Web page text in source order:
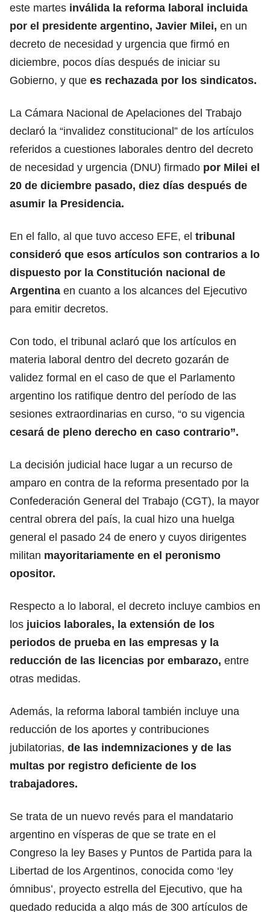
este martes inválida la reforma laboral incluida
por el presidente argentino, Javier Milei, en un
decreto de necesidad y urgencia que firmó en
diciembre, pocos días después de iniciar su
Gobierno, y que es rechazada por los sindicatos.
La Cámara Nacional de Apelaciones del Trabajo
declaró la “invalidez constitucional” de los artículos
referidos a cuestiones laborales dentro del decreto
de necesidad y urgencia (DNU) firmado por Milei el
20 de diciembre pasado, diez días después de
asumir la Presidencia.
En el fallo, al que tuvo acceso EFE, el tribunal
consideró que esos artículos son contrarios a lo
dispuesto por la Constitución nacional de
Argentina en cuanto a los alcances del Ejecutivo
para emitir decretos.
Con todo, el tribunal aclaró que los artículos en
materia laboral dentro del decreto gozarán de
validez formal en el caso de que el Parlamento
argentino los ratifique dentro del período de las
sesiones extraordinarias en curso, “o su vigencia
cesará de pleno derecho en caso contrario”.
La decisión judicial hace lugar a un recurso de
amparo en contra de la reforma presentado por la
Confederación General del Trabajo (CGT), la mayor
central obrera del país, la cual hizo una huelga
general el pasado 24 de enero y cuyos dirigentes
militan mayoritariamente en el peronismo
opositor.
Respecto a lo laboral, el decreto incluye cambios en
los juicios laborales, la extensión de los
periodos de prueba en las empresas y la
reducción de las licencias por embarazo, entre
otras medidas.
Además, la reforma laboral también incluye una
reducción de los aportes y contribuciones
jubilatorias, de las indemnizaciones y de las
multas por registro deficiente de los
trabajadores.
Se trata de un nuevo revés para el mandatario
argentino en vísperas de que se trate en el
Congreso la ley Bases y Puntos de Partida para la
Libertad de los Argentinos, conocida como ‘ley
ómnibus’, proyecto estrella del Ejecutivo, que ha
quedado reducida a algo más de 300 artículos de